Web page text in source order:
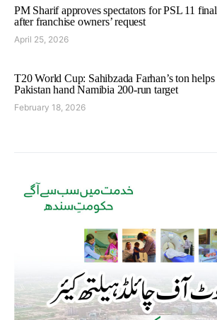
PM Sharif approves spectators for PSL 11 final
after franchise owners’ request
April 25, 2026
T20 World Cup: Sahibzada Farhan’s ton helps
Pakistan hand Namibia 200-run target
February 18, 2026